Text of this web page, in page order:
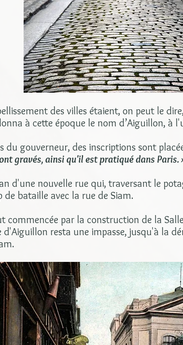
des villes étaient, on peut le
à cette époque le nom d’Aiguillon, à
gouverneur, des inscriptions sont
gravés, ainsi qu'il est pratiqué dans Paris.
d'une nouvelle rue qui, traversant le
bataille avec la rue de Siam.
commencée par la construction de la
d'Aiguillon resta une impasse, jusqu'à la